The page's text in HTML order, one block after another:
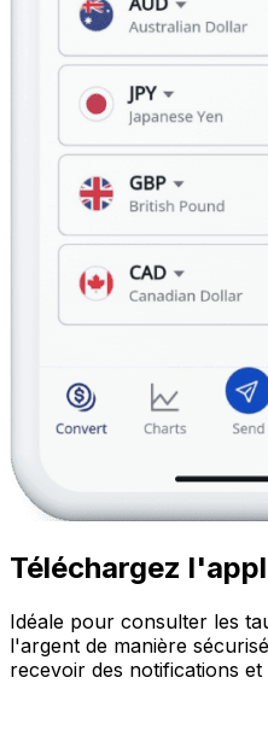
Téléchargez
Idéale pour consulter les
l'argent de manière
recevoir des notifications